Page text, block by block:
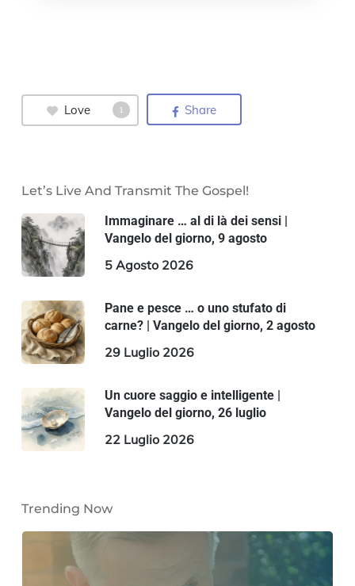
Love 1 Share
Let’s Live And Transmit The Gospel!
Immaginare … al di là dei sensi |
Vangelo del giorno, 9 agosto
5 Agosto 2026
Pane e pesce … o uno stufato di
carne? | Vangelo del giorno, 2 agosto
29 Luglio 2026
Un cuore saggio e intelligente |
Vangelo del giorno, 26 luglio
22 Luglio 2026
Trending Now